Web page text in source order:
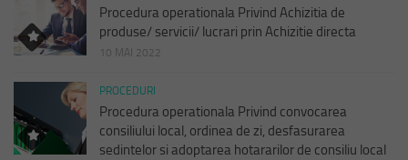
Procedura operationala Privind Achizitia de
produse/ servicii/ lucrari prin Achizitie directa
10 MAI 2022
PROCEDURI
Procedura operationala Privind convocarea
consiliului local, ordinea de zi, desfasurarea
sedintelor si adoptarea hotararilor de consiliu local